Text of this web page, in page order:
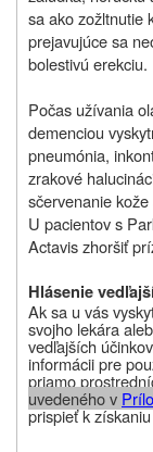
sa ako zožltnutie
prejavujúce sa
bolestivú erekciu.
Počas užívania
demenciou
pneumónia,
zrakové
sčervenanie
U pacientov s
Actavis zhoršiť
Hlásenie
Ak sa u vás
svojho lekára
vedľajších
informácii pre
priamo
uvedeného v P
prispieť k